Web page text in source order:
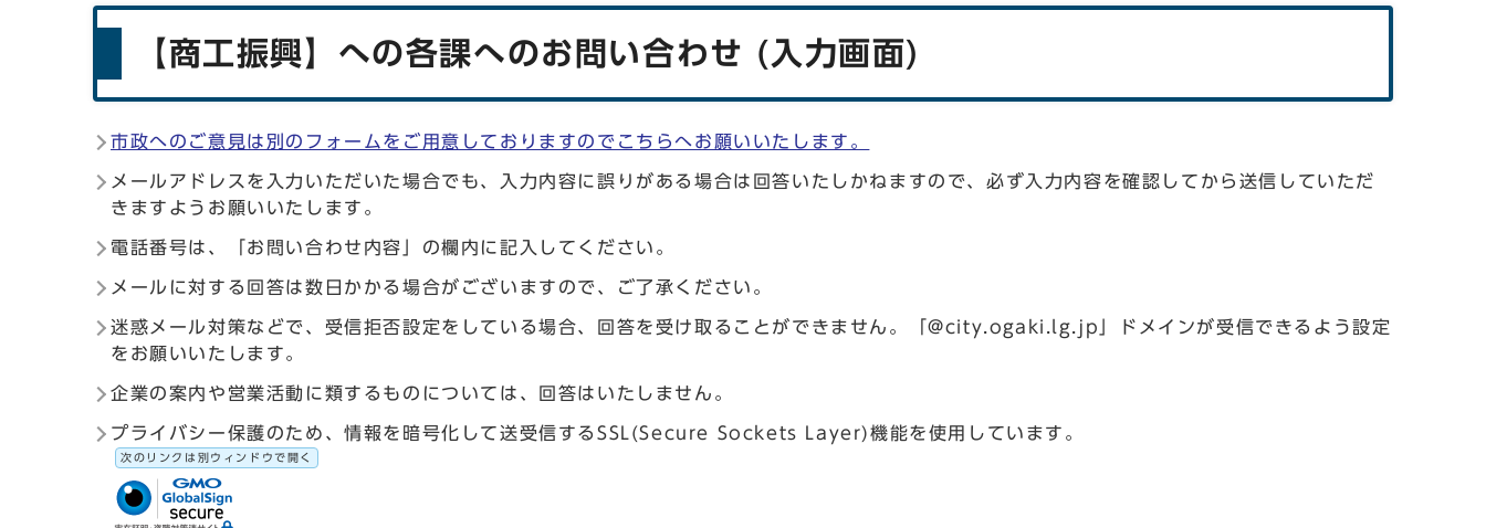
【商工振興】への各課へのお問い合わせ (入力画面)
市政へのご意見は別のフォームをご用意しておりますのでこちらへお願いいたします。
メールアドレスを入力いただいた場合でも、入力内容に誤りがある場合は回答いたしかねますので、必ず入力内容を確認してから送信していただ
きますようお願いいたします。
電話番号は、「お問い合わせ内容」の欄内に記入してください。
メールに対する回答は数日かかる場合がございますので、ご了承ください。
迷惑メール対策などで、受信拒否設定をしている場合、回答を受け取ることができません。「@city.ogaki.lg.jp」ドメインが受信できるよう設定
をお願いいたします。
企業の案内や営業活動に類するものについては、回答はいたしません。
プライバシー保護のため、情報を暗号化して送受信するSSL(Secure Sockets Layer)機能を使用しています。
次のリンクは別ウィンドウで開く